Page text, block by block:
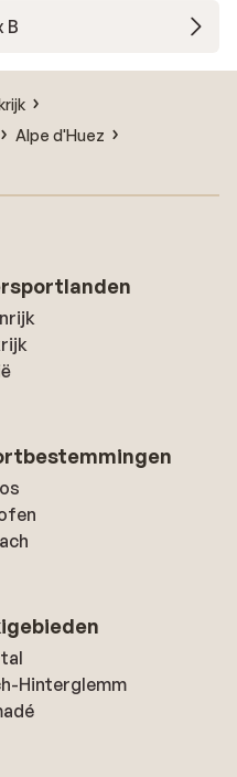
B
Alpe d'Huez
Hinterglemm